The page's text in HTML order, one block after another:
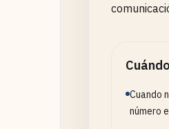
Cuando
número